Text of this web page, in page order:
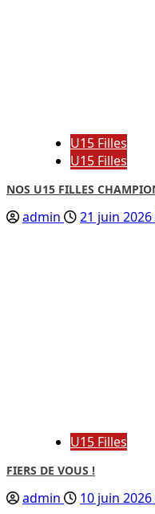
U15 Filles
U15 Filles
NOS U15 FILLES
admin 21 juin 2026
U15 Filles
FIERS DE VOUS !
admin 10 juin 2026